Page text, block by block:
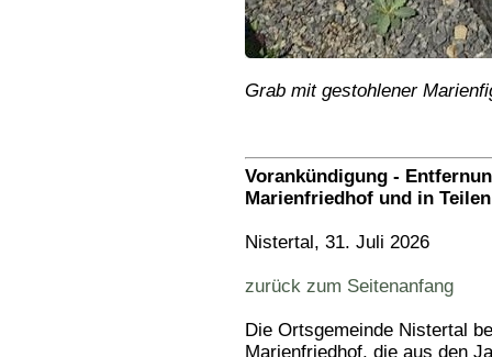
Grab mit gestohlener
Vorankündigung -
Marienfriedhof und in
Nistertal, 31. Juli 2026
zurück zum Seitenanfang
Die Ortsgemeinde Nistertal
Marienfriedhof, die aus den